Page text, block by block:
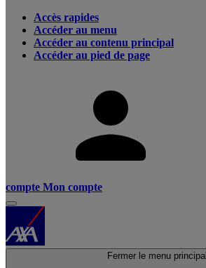
Accès rapides
Accéder au menu
Accéder au contenu principal
Accéder au pied de page
compte Mon compte
Fermer le menu principal